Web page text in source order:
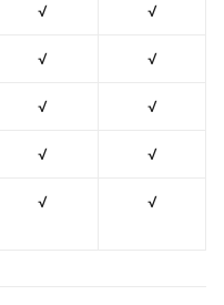
√ √
√ √
√ √
√ √
√ √